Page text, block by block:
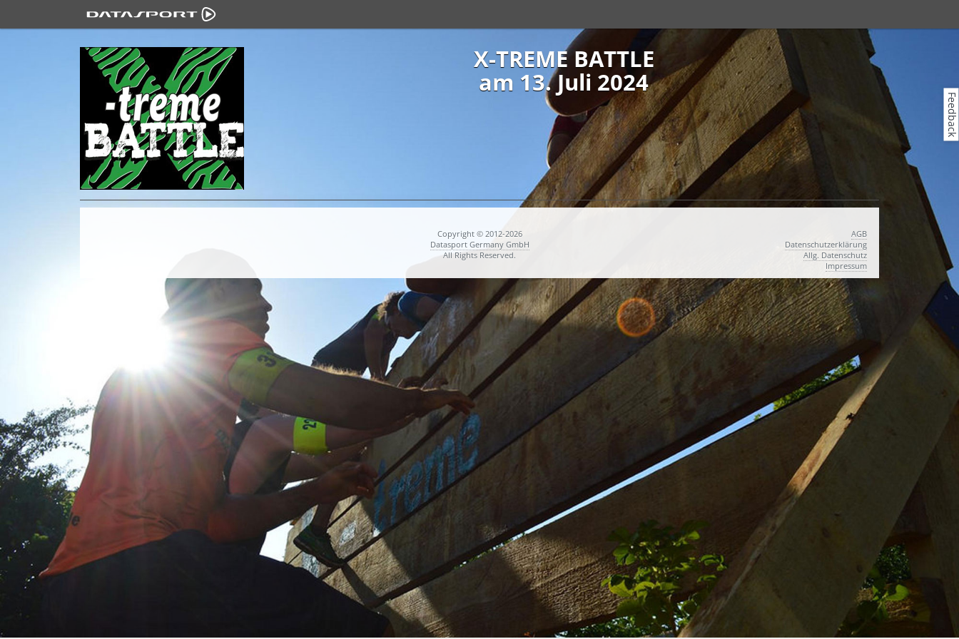
X-TREME BATTLE
am 13. Juli 2024
Copyright © 2012-2026
Datasport Germany GmbH
All Rights Reserved.
AGB
Datenschutzerklärung
Allg. Datenschutz
Impressum
Feedback